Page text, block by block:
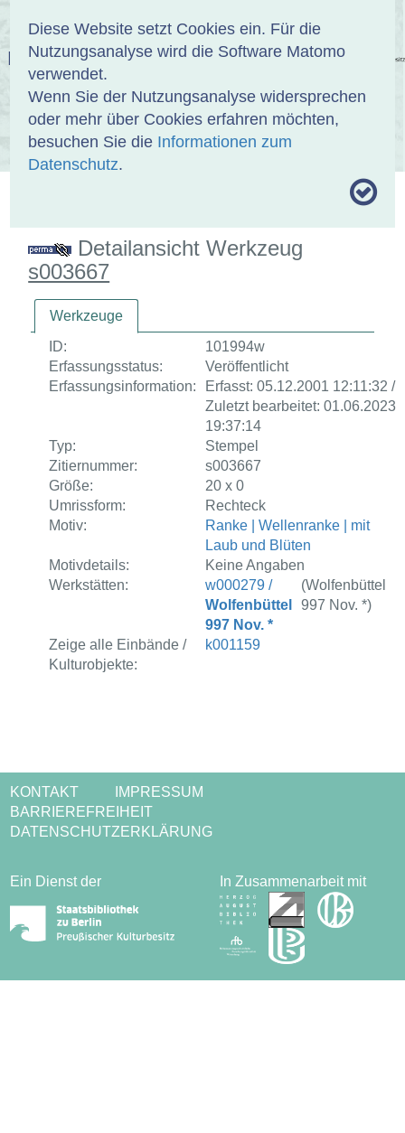
Diese Website setzt Cookies ein. Für die
Nutzungsanalyse wird die Software Matomo
verwendet.
Wenn Sie der Nutzungsanalyse widersprechen
oder mehr über Cookies erfahren möchten,
besuchen Sie die Informationen zum
Datenschutz.
EINBANDDATENBANK
ÜBER UNS SAMMLUNGEN SUCHE
Detailansicht Werkzeug
s003667
Werkzeuge
ID:
101994w
Erfassungsstatus:
Veröffentlicht
Erfassungsinformation:
Erfasst: 05.12.2001 12:11:32 /
Zuletzt bearbeitet: 01.06.2023
19:37:14
Typ:
Stempel
Zitiernummer:
s003667
Größe:
20 x 0
Umrissform:
Rechteck
Motiv:
Ranke | Wellenranke | mit
Laub und Blüten
Motivdetails:
Keine Angaben
Werkstätten:
w000279 /
Wolfenbüttel
997 Nov. *
(Wolfenbüttel
997 Nov. *)
Zeige alle Einbände /
Kulturobjekte:
k001159
KONTAKT
IMPRESSUM
BARRIEREFREIHEIT
DATENSCHUTZERKLÄRUNG
Ein Dienst der In Zusammenarbeit mit